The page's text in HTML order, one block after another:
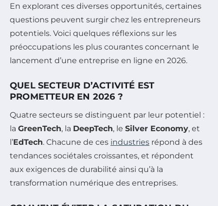
En explorant ces diverses opportunités, certaines
questions peuvent surgir chez les entrepreneurs
potentiels. Voici quelques réflexions sur les
préoccupations les plus courantes concernant le
lancement d’une entreprise en ligne en 2026.
QUEL SECTEUR D’ACTIVITÉ EST
PROMETTEUR EN 2026 ?
Quatre secteurs se distinguent par leur potentiel :
la GreenTech, la DeepTech, le Silver Economy, et
l’EdTech. Chacune de ces industries répond à des
tendances sociétales croissantes, et répondent
aux exigences de durabilité ainsi qu’à la
transformation numérique des entreprises.